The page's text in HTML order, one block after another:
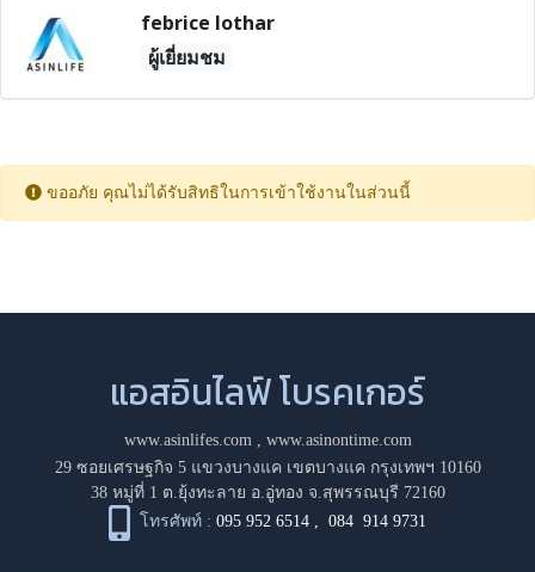
febrice lothar
ผู้เยี่ยมชม
ขออภัย คุณไม่ได้รับสิทธิในการเข้าใช้งานในส่วนนี้
แอสอินไลฟ์ โบรคเกอร์
www.asinlifes.com, www.asinontime.com
29 ซอยเศรษฐกิจ 5 แขวงบางแค เขตบางแค กรุงเทพฯ 10160
38 หมู่ที่ 1 ต.ยุ้งทะลาย อ.อู่ทอง จ.สุพรรณบุรี 72160
โทรศัพท์ : 095 952 6514 ,084 914 9731